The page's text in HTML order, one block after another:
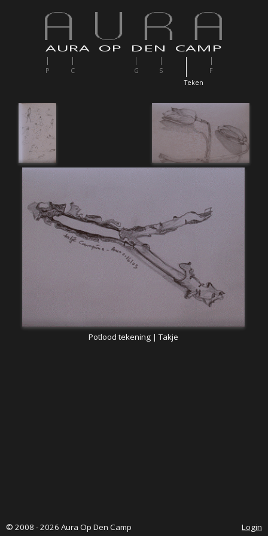
AURA OP DEN CAMP
P C G
S
Teken
F
Potlood tekening | Takje
© 2008 - 2026 Aura Op Den Camp Login